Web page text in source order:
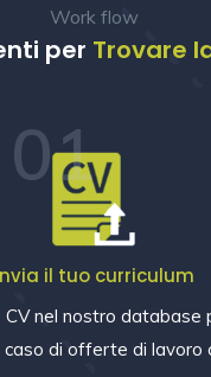
Work flow
per Trovare
01
il tuo curriculum
CV nel nostro database
di offerte di lavoro